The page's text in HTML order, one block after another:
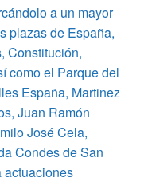
a un mayor
plazas de España,
Constitución,
como el Parque del
España, Martinez
Juan Ramón
José Cela,
Condes de San
actuaciones